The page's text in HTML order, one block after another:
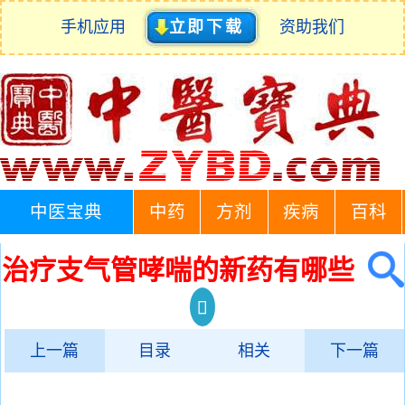
手机应用 立即下载 资助我们
中医宝典 中药 方剂 疾病 百科
治疗支气管哮喘的新药有哪些
上一篇 目录 相关 下一篇